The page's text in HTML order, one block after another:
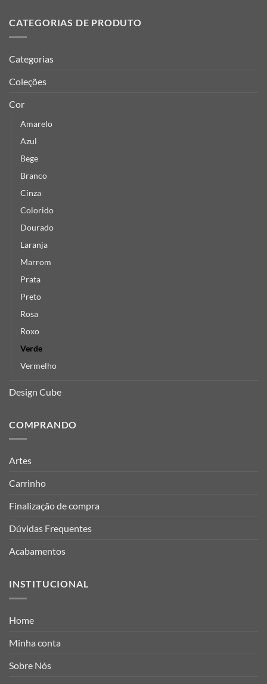
CATEGORIAS DE PRODUTO
Categorias
Coleções
Cor
Amarelo
Azul
Bege
Branco
Cinza
Colorido
Dourado
Laranja
Marrom
Prata
Preto
Rosa
Roxo
Verde
Vermelho
Design Cube
COMPRANDO
Artes
Carrinho
Finalização de compra
Dúvidas Frequentes
Acabamentos
INSTITUCIONAL
Home
Minha conta
Sobre Nós